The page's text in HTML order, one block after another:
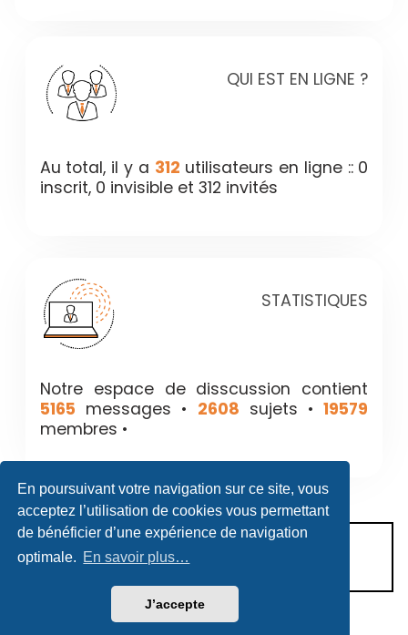
En poursuivant votre navigation sur ce site, vous
acceptez l’utilisation de cookies vous permettant
de bénéficier d’une expérience de navigation
optimale. En savoir plus…
J’accepte
QUI EST EN LIGNE ?
Au total, il y a 312 utilisateurs en ligne :: 0
inscrit, 0 invisible et 312 invités
STATISTIQUES
Notre espace de disscussion contient
5165 messages • 2608 sujets •19579
membres •
CONDITIONS D’UTILISATION
POLITIQUE DE VIE PRIVÉE
Héritage & Succession